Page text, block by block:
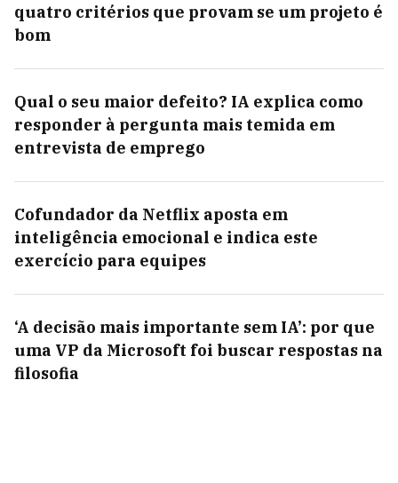
quatro critérios que provam se um projeto é
bom
Qual o seu maior defeito? IA explica como
responder à pergunta mais temida em
entrevista de emprego
Cofundador da Netflix aposta em
inteligência emocional e indica este
exercício para equipes
‘A decisão mais importante sem IA’: por que
uma VP da Microsoft foi buscar respostas na
filosofia